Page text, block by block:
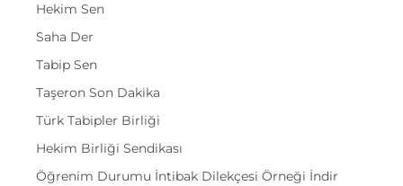
Hekim Sen
Saha Der
Tabip Sen
Taşeron Son Dakika
Türk Tabipler Birliği
Hekim Birliği Sendikası
Öğrenim Durumu İntibak Dilekçesi Örneği İndir